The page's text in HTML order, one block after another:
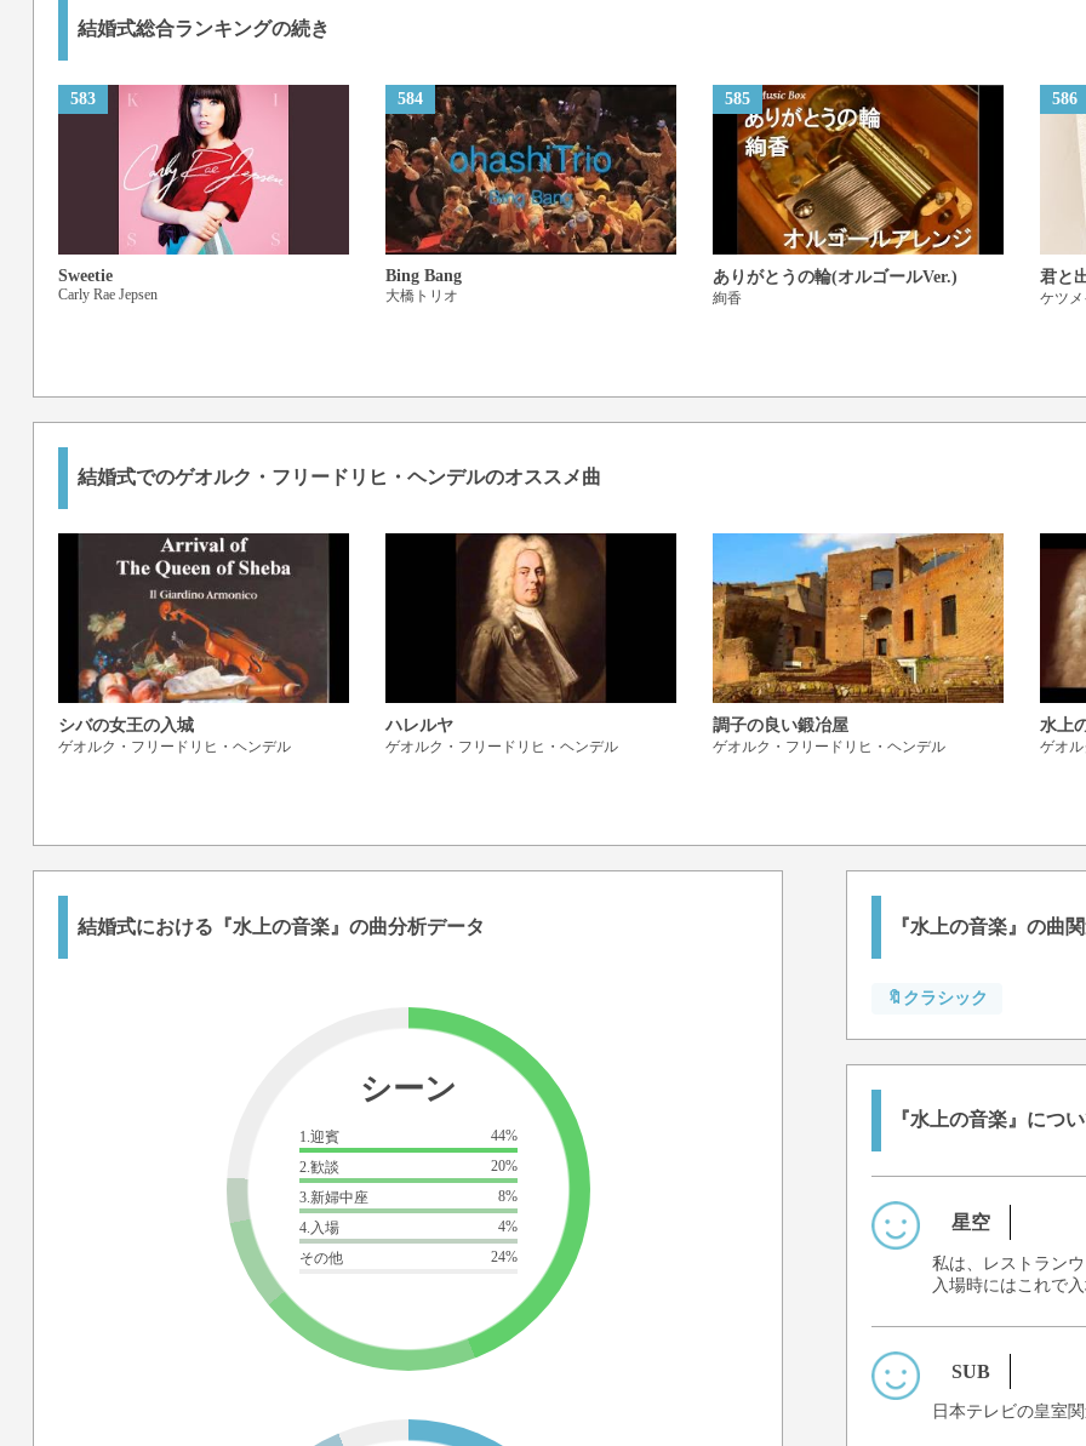
結婚式総合ランキングの続き
583
Sweetie
Carly Rae Jepsen
584
Bing Bang
大橋トリオ
585
ありがとうの輪(オルゴールVer.)
絢香
586
君と
ケツ
結婚式でのゲオルク・フリードリヒ・ヘンデルのオススメ曲
シバの女王の入城
ゲオルク・フリードリヒ・ヘンデル
ハレルヤ
ゲオルク・フリードリヒ・ヘンデル
調子の良い鍛冶屋
ゲオルク・フリードリヒ・ヘンデル
水上
ゲオ
結婚式における『水上の音楽』の曲分析データ
シーン
1.迎賓
44%
2.歓談
20%
3.新婦中座
8%
4.入場
4%
その他
24%
『水上の音楽』の曲
🔖クラシック
『水上の音楽』につ
星空
私は、レストラン
入場時にはこれで
SUB
日本テレビの皇室